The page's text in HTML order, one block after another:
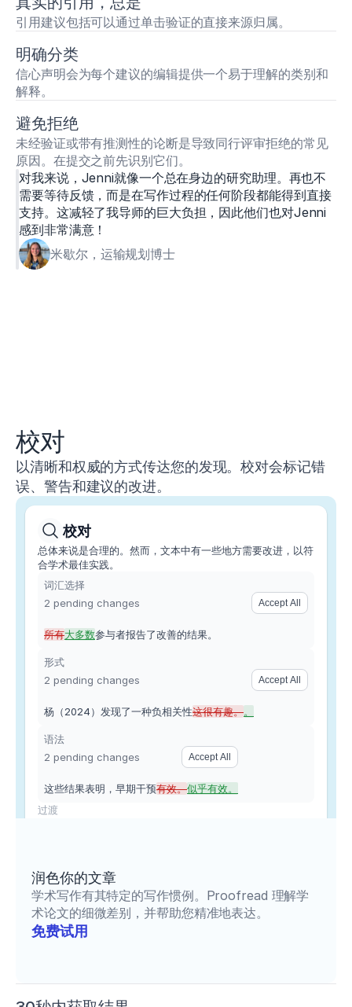
引用建议包括可以通过单击验证的直接来源归属。
明确分类
信心声明会为每个建议的编辑提供一个易于理解的类别和
解释。
避免拒绝
未经验证或带有推测性的论断是导致同行评审拒绝的常见
原因。在提交之前先识别它们。
对我来说，Jenni就像一个总在身边的研究助理。再也不
需要等待反馈，而是在写作过程的任何阶段都能得到直接
支持。这减轻了我导师的巨大负担，因此他们也对Jenni
感到非常满意！
米歇尔，运输规划博士
校对
以清晰和权威的方式传达您的发现。校对会标记错
误、警告和建议的改进。
润色你的文章
学术写作有其特定的写作惯例。Proofread 理解学
术论文的细微差别，并帮助您精准地表达。
免费试用
校对
总体来说是合理的。然而，文本中有一些地方需要改进，以符
合学术最佳实践。
词汇选择
2 pending changes Accept All
所有大多数参与者报告了改善的结果。
形式
2 pending changes Accept All
杨（2024）发现了一种负相关性这很有趣。。
语法
2 pending changes Accept All
这些结果表明，早期干预有效。似乎有效。
过渡
所有大多数参与者报告了改善的结果。
结果表明，X 对 Y 有影响。